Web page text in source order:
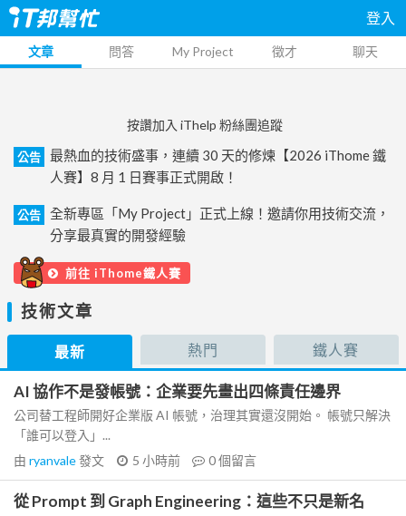
登入
文章 問答 My Project 徵才 聊天
按讚加入 iThelp 粉絲團追蹤
公告
最熱血的技術盛事，連續 30 天的修煉【2026 iThome 鐵
人賽】8 月 1 日賽事正式開啟！
公告
全新專區「My Project」正式上線！邀請你用技術交流，
分享最真實的開發經驗
前往 iThome鐵人賽
技術文章
最新 熱門 鐵人賽
AI 協作不是發帳號：企業要先畫出四條責任邊界
公司替工程師開好企業版 AI 帳號，治理其實還沒開始。 帳號只解決
「誰可以登入」...
由 ryanvale發文 5 小時前 0個留言
從 Prompt 到 Graph Engineering：這些不只是新名